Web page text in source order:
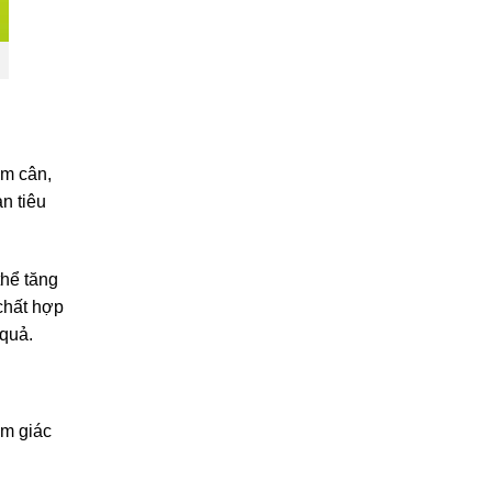
cân,
tiêu
tăng
hợp
giác